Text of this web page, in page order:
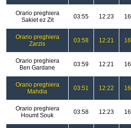
Orario preghiera
Sakiet ez Zit
03:55 12:23
Orario preghiera
Zarzis
03:58 12:21
Orario preghiera
Ben Gardane
03:59 12:21
Orario preghiera
Mahdia
03:51 12:22
Orario preghiera
Houmt Souk
03:58 12:23